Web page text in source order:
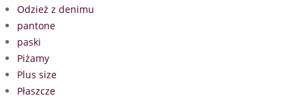
Odzież z denimu
pantone
paski
Piżamy
Plus size
Płaszcze